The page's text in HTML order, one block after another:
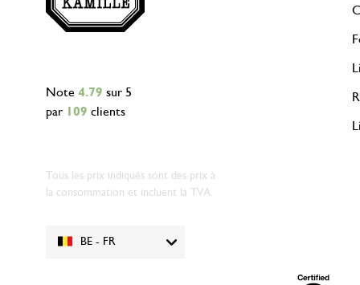
BE - FR
Note 4.79 sur 5
par
109 clients
Tous les prix indiqués sont des prix à
la consommation et incluent la TVA.